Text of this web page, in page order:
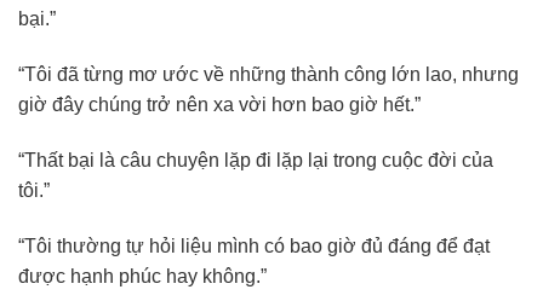
bại.”
“Tôi đã từng mơ ước về những thành công lớn lao, nhưng
giờ đây chúng trở nên xa vời hơn bao giờ hết.”
“Thất bại là câu chuyện lặp đi lặp lại trong cuộc đời của
tôi.”
“Tôi thường tự hỏi liệu mình có bao giờ đủ đáng để đạt
được hạnh phúc hay không.”